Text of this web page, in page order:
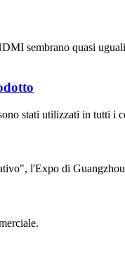
sembrano quasi
stati utilizzati in tutti i
l'Expo di